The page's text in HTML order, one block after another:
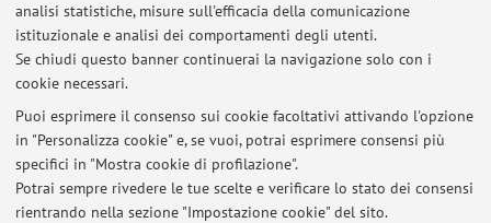
analisi statistiche, misure sull'efficacia della comunicazione
istituzionale e analisi dei comportamenti degli utenti.
Se chiudi questo banner continuerai la navigazione solo con i
cookie necessari.
Puoi esprimere il consenso sui cookie facoltativi attivando l'opzione
in "Personalizza cookie" e, se vuoi, potrai esprimere consensi più
specifici in "Mostra cookie di profilazione".
Potrai sempre rivedere le tue scelte e verificare lo stato dei consensi
rientrando nella sezione "Impostazione cookie" del sito.
1 2 3
Ultimi avvisi
Al momento non sono presenti avvisi.